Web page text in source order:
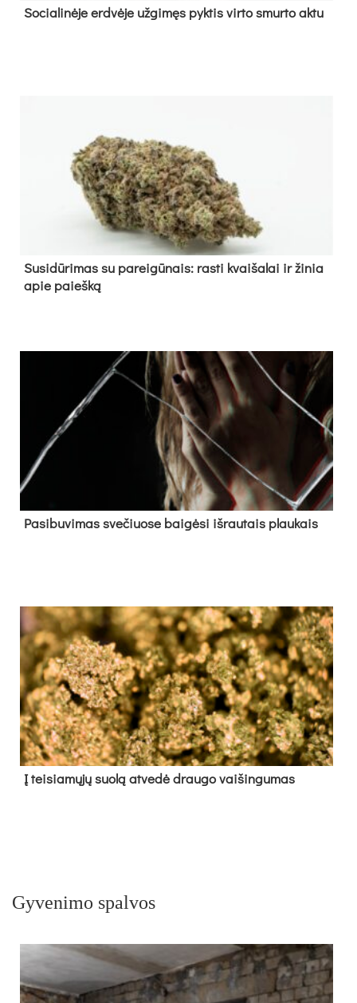
So­cia­li­nė­je erd­vė­je už­gi­męs pyk­tis vir­to smur­to ak­tu
Su­si­dū­ri­mas su pa­rei­gū­nais: ras­ti kvai­ša­lai ir ži­nia
apie paieš­ką
Pa­si­bu­vi­mas sve­čiuo­se bai­gė­si iš­rau­tais plau­kais
Į tei­sia­mų­jų suo­lą at­ve­dė drau­go vai­šin­gu­mas
Gyvenimo spalvos